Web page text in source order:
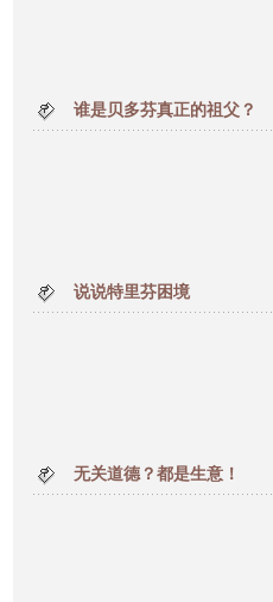
谁是贝多芬真正的祖父？
说说特里芬困境
无关道德？都是生意！